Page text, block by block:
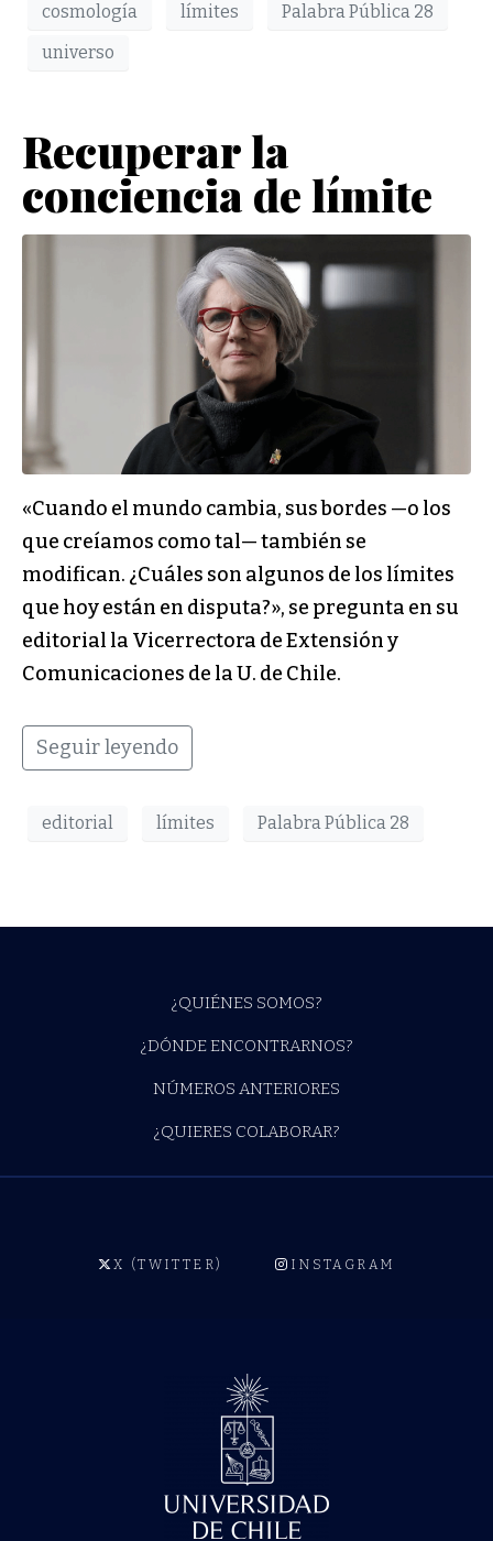
cosmología límites
Palabra Pública 28
universo
Recuperar la
conciencia de límite
«Cuando el mundo cambia, sus bordes —o los
que creíamos como tal— también se
modifican. ¿Cuáles son algunos de los límites
que hoy están en disputa?», se pregunta en su
editorial la Vicerrectora de Extensión y
Comunicaciones de la U. de Chile.
Seguir leyendo
editorial límites Palabra Pública 28
¿QUIÉNES SOMOS?
¿DÓNDE ENCONTRARNOS?
NÚMEROS ANTERIORES
¿QUIERES COLABORAR?
X (TWITTER) INSTAGRAM